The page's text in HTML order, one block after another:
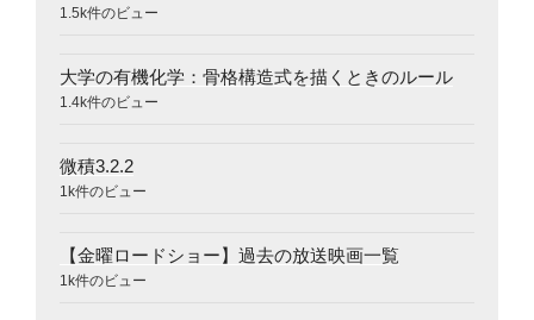
1.5k件のビュー
大学の有機化学：骨格構造式を描くときのルール
1.4k件のビュー
微積3.2.2
1k件のビュー
【金曜ロードショー】過去の放送映画一覧
1k件のビュー